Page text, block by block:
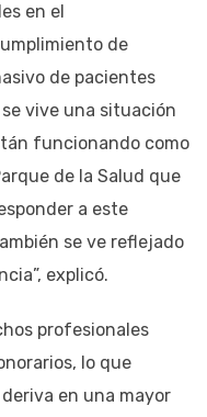
en el
de
de pacientes
vive una situación
funcionando como
de la Salud que
a este
se ve reflejado
explicó.
profesionales
lo que
en una mayor